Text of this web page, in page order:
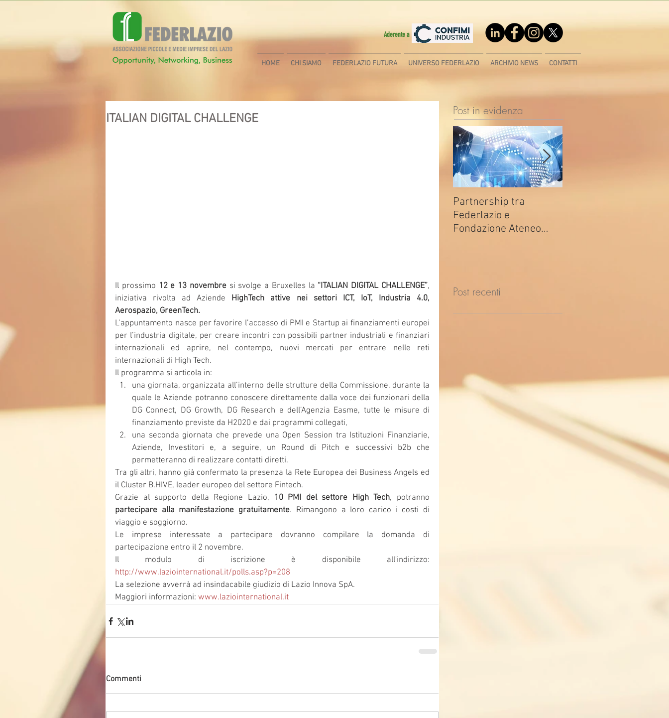
Aderente a
HOME CHI SIAMO FEDERLAZIO FUTURA UNIVERSO FEDERLAZIO ARCHIVIO NEWS CONTATTI
ITALIAN DIGITAL CHALLENGE
Il prossimo 12 e 13 novembre si svolge a Bruxelles la “ITALIAN DIGITAL CHALLENGE”,
iniziativa rivolta ad Aziende HighTech attive nei settori ICT, IoT, Industria 4.0,
Aerospazio, GreenTech.
L’appuntamento nasce per favorire l’accesso di PMI e Startup ai finanziamenti europei
per l’industria digitale, per creare incontri con possibili partner industriali e finanziari
internazionali ed aprire, nel contempo, nuovi mercati per entrare nelle reti
internazionali di High Tech.
Il programma si articola in:
una giornata, organizzata all’interno delle strutture della Commissione, durante la
quale le Aziende potranno conoscere direttamente dalla voce dei funzionari della
DG Connect, DG Growth, DG Research e dell’Agenzia Easme, tutte le misure di
finanziamento previste da H2020 e dai programmi collegati,
una seconda giornata che prevede una Open Session tra Istituzioni Finanziarie,
Aziende, Investitori e, a seguire, un Round di Pitch e successivi b2b che
permetteranno di realizzare contatti diretti.
Tra gli altri, hanno già confermato la presenza la Rete Europea dei Business Angels ed
il Cluster B.HIVE, leader europeo del settore Fintech.
Grazie al supporto della Regione Lazio,
10 PMI del settore High Tech
partecipare alla manifestazione gratuitamente. Rimangono a loro carico i costi di
viaggio e soggiorno.
Le imprese interessate a partecipare dovranno compilare la domanda di
partecipazione entro il 2 novembre.
http://www.laziointernational.it/polls.asp?p=208
La selezione avverrà ad insindacabile giudizio di Lazio Innova SpA.
Maggiori informazioni: www.laziointernational.it
Commenti
Post in evidenza
Partnership tra
Federlazio e
Fondazione Ateneo
Post recenti